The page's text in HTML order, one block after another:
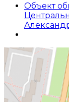
Объект